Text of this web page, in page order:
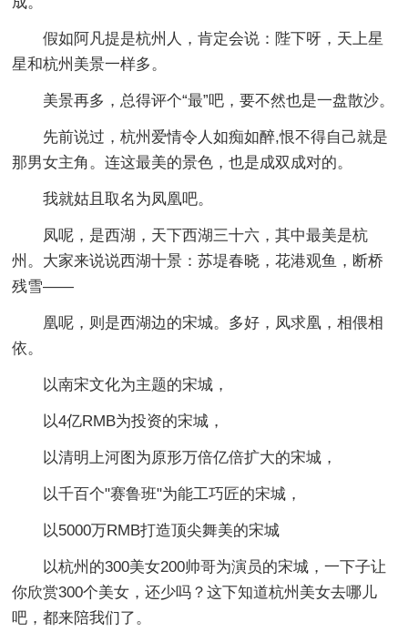
假如阿凡提是杭州人，肯定会说：陛下呀，天上星
星和杭州美景一样多。
美景再多，总得评个“最”吧，要不然也是一盘散沙。
先前说过，杭州爱情令人如痴如醉,恨不得自己就是
那男女主角。连这最美的景色，也是成双成对的。
我就姑且取名为凤凰吧。
凤呢，是西湖，天下西湖三十六，其中最美是杭
州。大家来说说西湖十景：苏堤春晓，花港观鱼，断桥
残雪——
凰呢，则是西湖边的宋城。多好，凤求凰，相偎相
依。
以南宋文化为主题的宋城，
以4亿RMB为投资的宋城，
以清明上河图为原形万倍亿倍扩大的宋城，
以千百个"赛鲁班"为能工巧匠的宋城，
以5000万RMB打造顶尖舞美的宋城
以杭州的300美女200帅哥为演员的宋城，一下子让
你欣赏300个美女，还少吗？这下知道杭州美女去哪儿
吧，都来陪我们了。